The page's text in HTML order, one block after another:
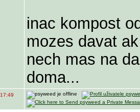
inac kompost
mozes davat
nech mas na
doma...
17:49